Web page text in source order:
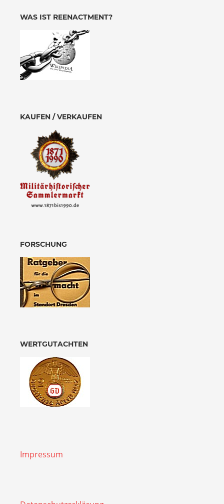
WAS IST REENACTMENT?
KAUFEN / VERKAUFEN
FORSCHUNG
WERTGUTACHTEN
Impressum